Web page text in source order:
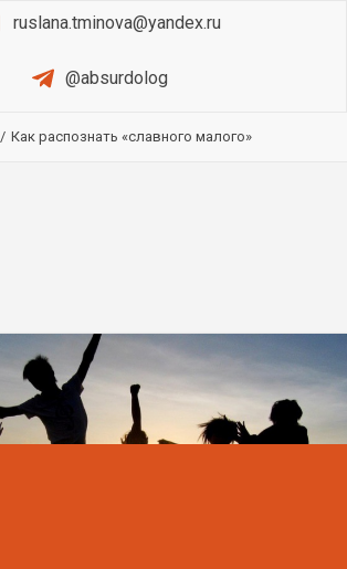
ruslana.tminova@yandex.ru
@absurdolog
/ Как распознать «славного малого»